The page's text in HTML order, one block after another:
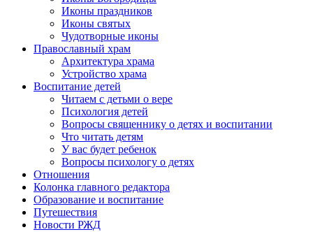
Иконы праздников
Иконы святых
Чудотворные иконы
Православный храм
Архитектура храма
Устройство храма
Воспитание детей
Читаем с детьми о вере
Психология детей
Вопросы священнику о детях и воспитании
Что читать детям
У вас будет ребенок
Вопросы психологу о детях
Отношения
Колонка главного редактора
Образование и воспитание
Путешествия
Новости РЖД